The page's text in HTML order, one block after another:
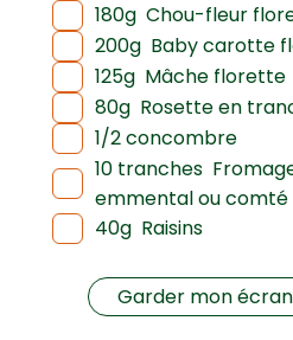
180g Chou-fleur
200g Baby carotte
125g Mâche florette
80g Rosette en
1/2 concombre
10 tranches
emmental ou comté
40g Raisins
Garder mon